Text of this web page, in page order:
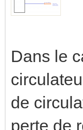
Dans le
de
perte de